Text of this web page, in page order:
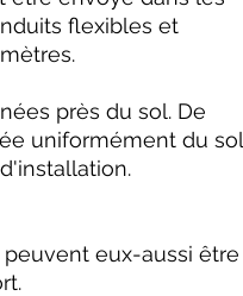
flexibles et
près du sol. De
uniformément du sol
eux-aussi être